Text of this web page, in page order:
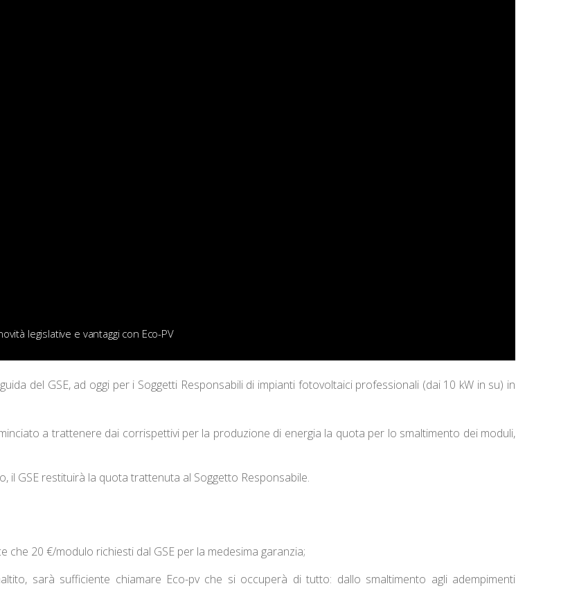
legislative e vantaggi con Eco-PV
del GSE, ad oggi per i Soggetti Responsabili di impianti fotovoltaici professionali (dai 10 kW in su) in
a trattenere dai corrispettivi per la produzione di energia la quota per lo smaltimento dei moduli,
il GSE restituirà la quota trattenuta al Soggetto Responsabile.
20 €/modulo richiesti dal GSE per la medesima garanzia;
sarà sufficiente chiamare Eco-pv che si occuperà di tutto: dallo smaltimento agli adempimenti